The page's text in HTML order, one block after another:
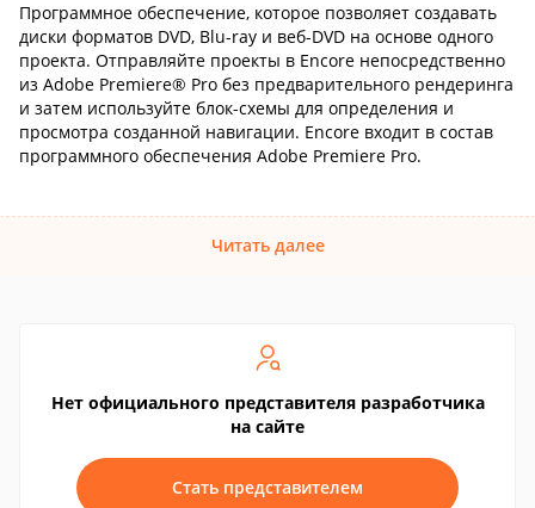
Программное обеспечение, которое позволяет создавать
диски форматов DVD, Blu-ray и веб-DVD на основе одного
проекта. Отправляйте проекты в Encore непосредственно
из Adobe Premiere® Pro без предварительного рендеринга
и затем используйте блок-схемы для определения и
просмотра созданной навигации. Encore входит в состав
программного обеспечения Adobe Premiere Pro.
Читать далее
Нет официального представителя разработчика
на сайте
Стать представителем